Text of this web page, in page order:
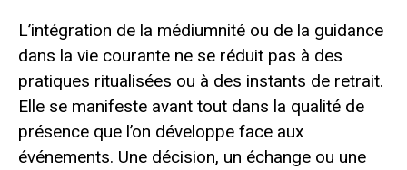
L’intégration de la médiumnité ou de la guidance
dans la vie courante ne se réduit pas à des
pratiques ritualisées ou à des instants de retrait.
Elle se manifeste avant tout dans la qualité de
présence que l’on développe face aux
événements. Une décision, un échange ou une